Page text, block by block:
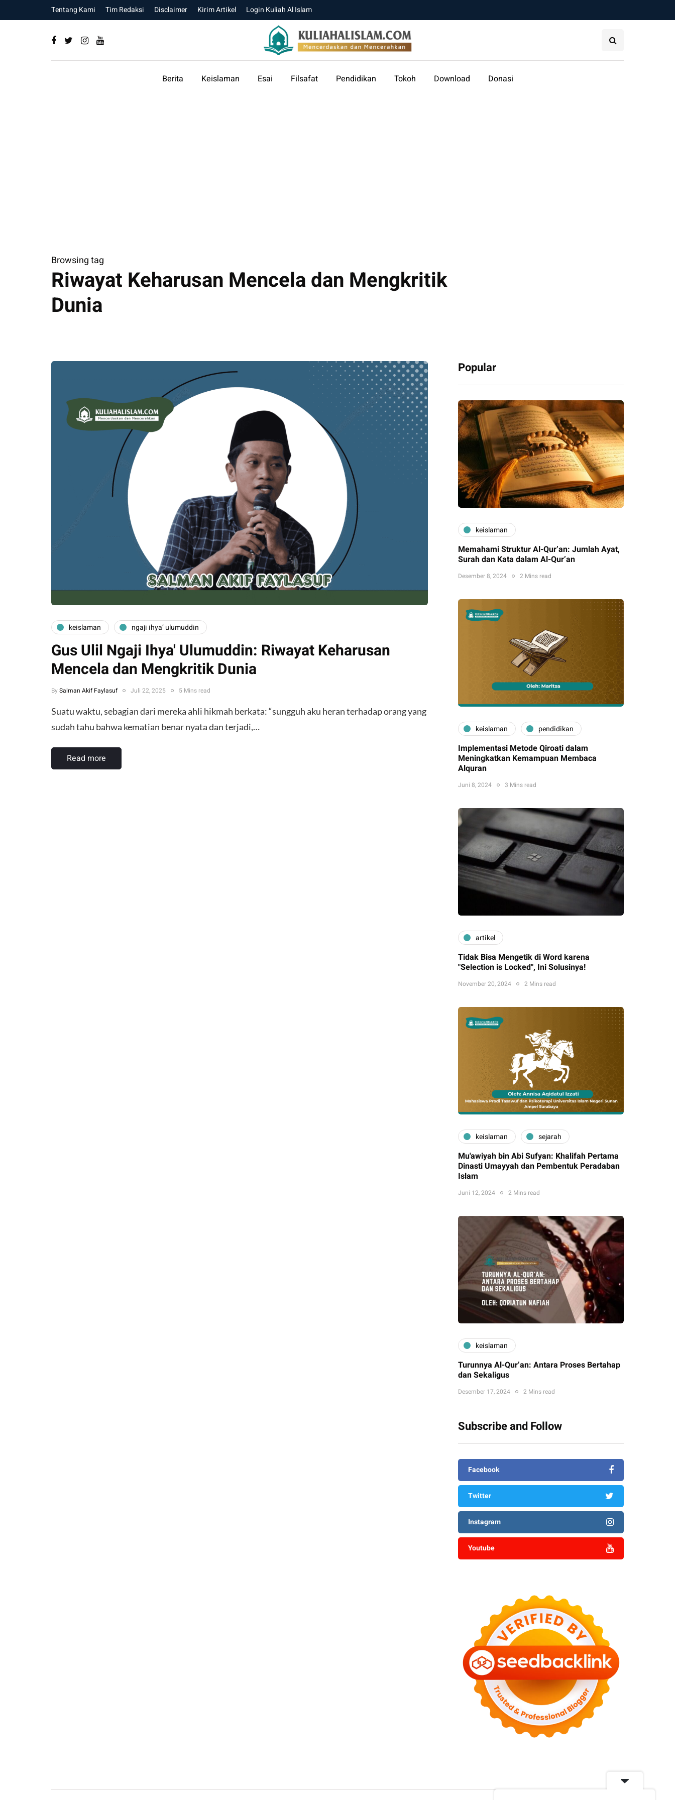
Tentang Kami Tim Redaksi Disclaimer Kirim Artikel Login Kuliah Al Islam
Berita Keislaman Esai Filsafat Pendidikan Tokoh Download Donasi
Browsing tag
Riwayat Keharusan Mencela dan Mengkritik
Dunia
keislaman ngaji ihya’ ulumuddin
Gus Ulil Ngaji Ihya' Ulumuddin: Riwayat Keharusan
Mencela dan Mengkritik Dunia
By Salman Akif Faylasuf Juli 22, 2025 5 Mins read
Suatu waktu, sebagian dari mereka ahli hikmah berkata: “sungguh aku heran terhadap orang yang
sudah tahu bahwa kematian benar nyata dan terjadi,…
Read more
Popular
keislaman
Memahami Struktur Al-Qur’an: Jumlah Ayat,
Surah dan Kata dalam Al-Qur’an
Desember 8, 2024 2 Mins read
keislaman pendidikan
Implementasi Metode Qiroati dalam
Meningkatkan Kemampuan Membaca
Alquran
Juni 8, 2024 3 Mins read
artikel
Tidak Bisa Mengetik di Word karena
"Selection is Locked", Ini Solusinya!
November 20, 2024 2 Mins read
keislaman sejarah
Mu'awiyah bin Abi Sufyan: Khalifah Pertama
Dinasti Umayyah dan Pembentuk Peradaban
Islam
Juni 12, 2024 2 Mins read
keislaman
Turunnya Al-Qur’an: Antara Proses Bertahap
dan Sekaligus
Desember 17, 2024 2 Mins read
Subscribe and Follow
Facebook
Twitter
Instagram
Youtube